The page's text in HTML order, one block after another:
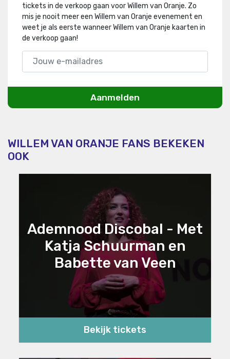
tickets in de verkoop gaan voor Willem van Oranje. Zo
mis je nooit meer een Willem van Oranje evenement en
weet je als eerste wanneer Willem van Oranje kaarten in
de verkoop gaan!
Aanmelden
WILLEM VAN ORANJE FANS BEKEKEN
OOK
Ademnood Discobal - Met
Katja Schuurman en
Babette van Veen
Bekijk tickets